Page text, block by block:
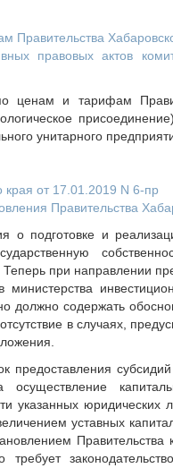
Правительства
правовых актов
ценам и тарифам
унитарного
края от 17.01.2019 N 6-пр
Правительства
о подготовке и
при направлении
должно содержать
в случаях,
предоставления
указанных
уставных
требует